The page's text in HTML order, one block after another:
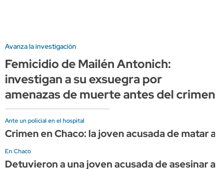
Avanza la investigación
Femicidio de Mailén Antonich:
investigan a su exsuegra por
amenazas de muerte antes del crimen
Ante un policial en el hospital
Crimen en Chaco: la joven acusada de matar
En Chaco
Detuvieron a una joven acusada de asesinar